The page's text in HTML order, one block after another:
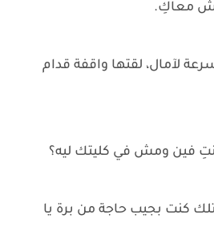
معاكِ.
لآمال، لقتها واقفة قدام
فين ومش في كليتك ليه؟
كنت بجيب حاجة من برة يا